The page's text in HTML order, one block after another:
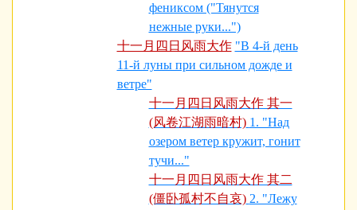
фениксом ("Тянутся
нежные руки...")
十一月四日风雨大作 "В 4-й день
11-й луны при сильном дожде и
ветре"
十一月四日风雨大作 其一
(风卷江湖雨暗村) 1. "Над
озером ветер кружит, гонит
тучи..."
十一月四日风雨大作 其二
(僵卧孤村不自哀) 2. "Лежу